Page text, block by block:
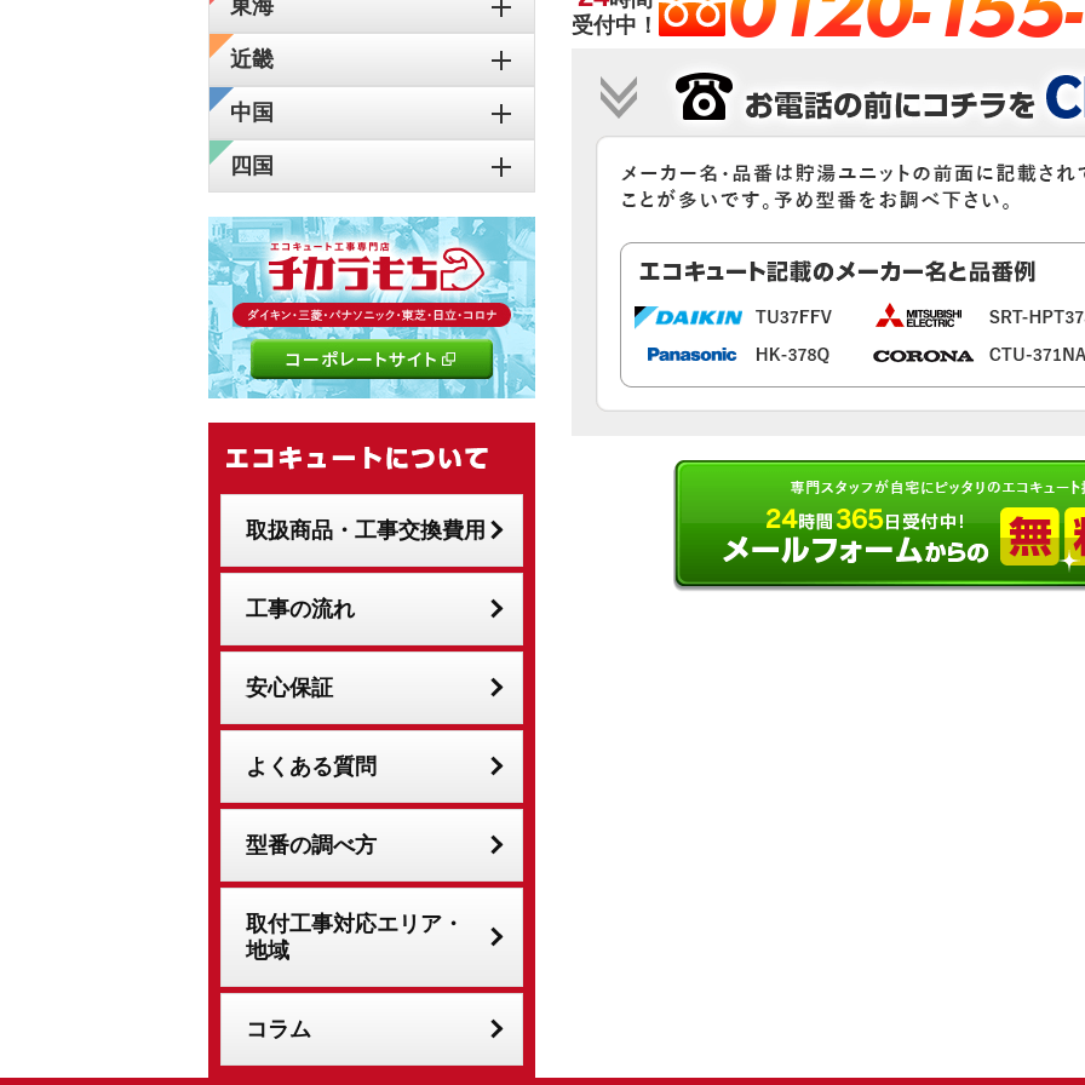
受付中！
東海
近畿
中国
四国
取扱商品・工事交換費用
工事の流れ
安心保証
よくある質問
型番の調べ方
取付工事対応エリア・
地域
コラム